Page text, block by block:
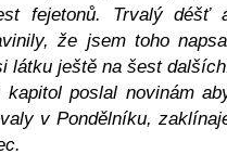
fejetonů. Trvalý déšť
že jsem toho
látku ještě na šest
poslal novinám
v Pondělníku,